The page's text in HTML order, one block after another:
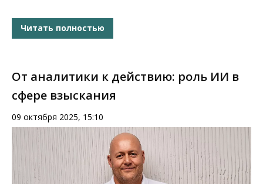
Читать полностью
От аналитики к действию: роль ИИ в
сфере взыскания
09 октября 2025, 15:10